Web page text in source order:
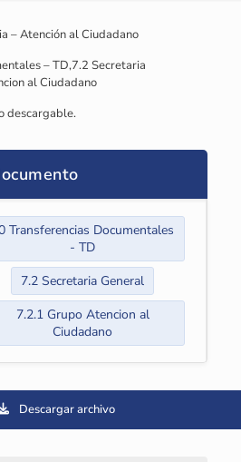
– Atención al Ciudadano
– TD,7.2 Secretaria
al Ciudadano
descargable.
Transferencias Documentales
- TD
7.2 Secretaria General
7.2.1 Grupo Atencion al
Ciudadano
Descargar archivo